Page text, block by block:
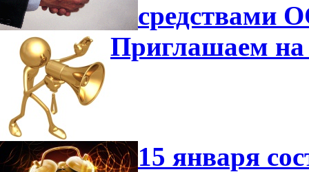
средствами
Приглашаем на
15 января